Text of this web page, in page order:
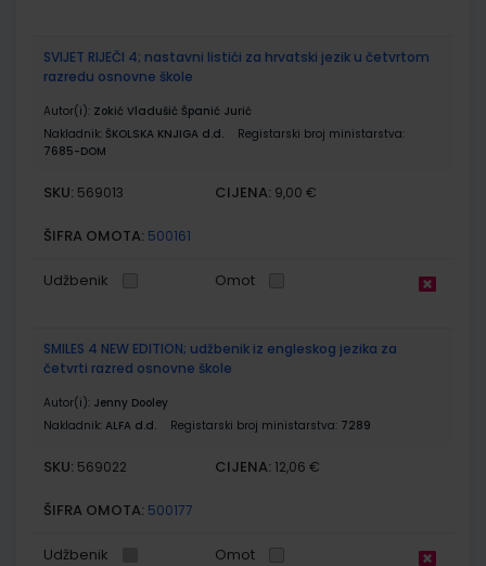
SVIJET RIJEČI 4; nastavni listići za hrvatski jezik u četvrtom
razredu osnovne škole
Autor(i): Zokić Vladušić Španić Jurić
Nakladnik: ŠKOLSKA KNJIGA d.d.
Registarski broj ministarstva:
7685-DOM
SKU: 569013 CIJENA: 9,00 €
ŠIFRA OMOTA: 500161
Udžbenik Omot
SMILES 4 NEW EDITION; udžbenik iz engleskog jezika za
četvrti razred osnovne škole
Autor(i): Jenny Dooley
Nakladnik: ALFA d.d. Registarski broj ministarstva: 7289
SKU: 569022 CIJENA: 12,06 €
ŠIFRA OMOTA: 500177
Udžbenik Omot